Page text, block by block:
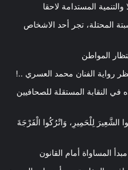
المستدامة لاحقا
المحتلة، تجر أحد الاشخاص
المواطن
رواية الفنان محمد العسري ..!
النقابة المستقلة للصحافيين
الشَّعِيرَ لِلْحَمِيرِ، وَاتْرُكُوا الْفَرْجَةَ
المساواة أمام القانون